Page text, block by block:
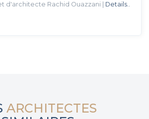
d'architecte Rachid Ouazzani Details..
ARCHITECTES